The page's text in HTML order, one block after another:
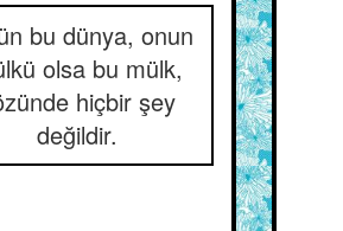
bu dünya, onun
olsa bu mülk,
hiçbir şey
değildir.